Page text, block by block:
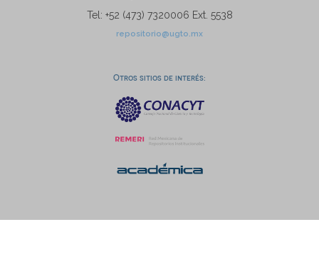
Tel: +52 (473) 7320006 Ext. 5538
repositorio@ugto.mx
Otros sitios de interés: